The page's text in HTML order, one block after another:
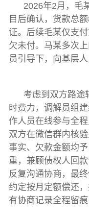
2026年2月，毛
目后确认，货款总
证。后续毛某仅支
欠未付。马某多次
员引导下，向基层
考虑到双方路途
时费力，调解员组
作人员在线参与全
双方在微信群内核
事实、欠款金额均
重，兼顾债权人回
反复沟通协商，最
约定按月定额偿还
有协商记录全程留